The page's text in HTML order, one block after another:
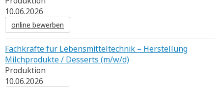
10.06.2026
online bewerben
Fachkräfte für Lebensmitteltechnik – Herstellung
Milchprodukte / Desserts (m/w/d)
Produktion
10.06.2026